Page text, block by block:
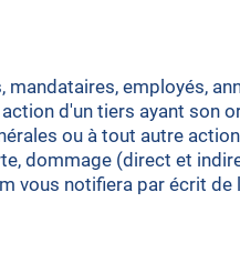
employés,
d'un tiers ayant son
ou à tout autre
dommage (direct et
notifiera par écrit